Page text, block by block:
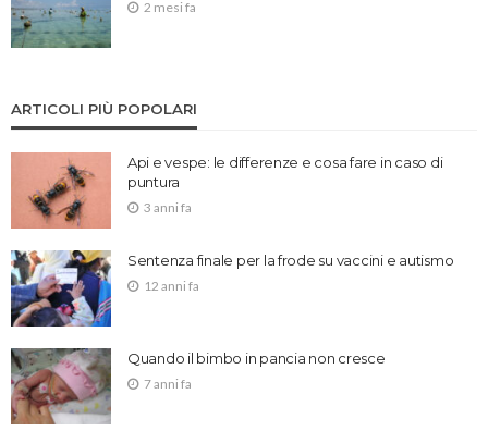
2 mesi fa
ARTICOLI PIÙ POPOLARI
Api e vespe: le differenze e cosa fare in caso di
puntura
3 anni fa
Sentenza finale per la frode su vaccini e autismo
12 anni fa
Quando il bimbo in pancia non cresce
7 anni fa